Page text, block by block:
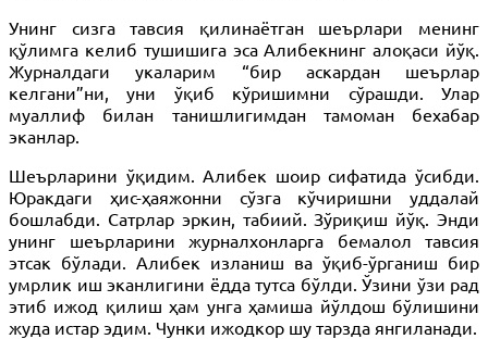
Унинг сизга тавсия қилинаётган шеър­лари менинг
қўлимга келиб тушишига эса Алибекнинг алоқаси йўқ.
Журналдаги укаларим “бир аскардан шеърлар
келгани”ни, уни ўқиб кўришимни сўрашди. Улар
муаллиф билан танишлигимдан тамоман бехабар
эканлар.
Шеърларини ўқидим. Алибек шоир сифатида ўсибди.
Юракдаги ҳис-ҳаяжонни сўзга кўчиришни уддалай
бошлабди. Сатрлар эркин, табиий. Зўриқиш йўқ. Энди
унинг шеърларини журналхонларга бемалол тавсия
этсак бўлади. Алибек изланиш ва ўқиб-ўрганиш бир
умрлик иш эканлигини ёдда тутса бўлди. Ўзини ўзи рад
этиб ижод қилиш ҳам унга ҳамиша йўлдош бўлишини
жуда истар эдим. Чунки ижодкор шу тарзда янгиланади.